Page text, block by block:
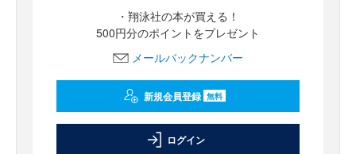
・翔泳社の本が買える！
500円分のポイントをプレゼント
メールバックナンバー
新規会員登録 無料
ログイン